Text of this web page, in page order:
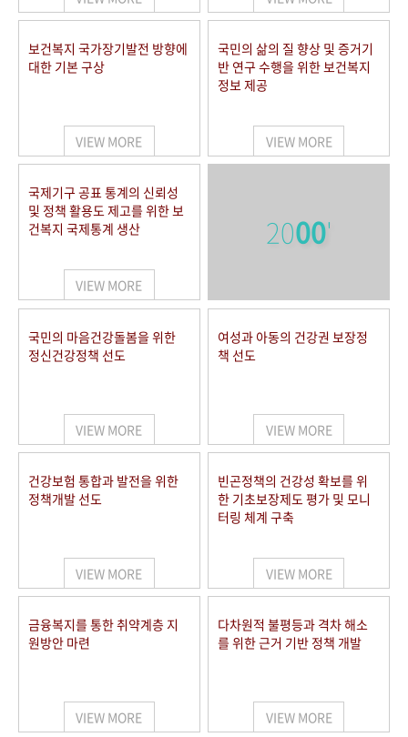
보건복지 국가장기발전 방향에
대한 기본 구상
VIEW MORE
국민의 삶의 질 향상 및 증거기
반 연구 수행을 위한 보건복지
정보 제공
VIEW MORE
국제기구 공표 통계의 신뢰성
및 정책 활용도 제고를 위한 보
건복지 국제통계 생산
VIEW MORE
2000'
국민의 마음건강돌봄을 위한
정신건강정책 선도
VIEW MORE
여성과 아동의 건강권 보장정
책 선도
VIEW MORE
건강보험 통합과 발전을 위한
정책개발 선도
VIEW MORE
빈곤정책의 건강성 확보를 위
한 기초보장제도 평가 및 모니
터링 체계 구축
VIEW MORE
금융복지를 통한 취약계층 지
원방안 마련
VIEW MORE
다차원적 불평등과 격차 해소
를 위한 근거 기반 정책 개발
VIEW MORE